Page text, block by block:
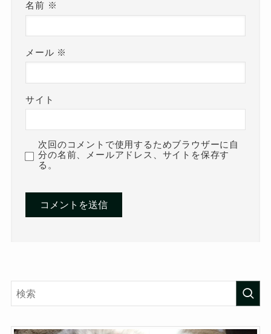
名前 ※
メール ※
サイト
次回のコメントで使用するためブラウザーに自
分の名前、メールアドレス、サイトを保存す
る。